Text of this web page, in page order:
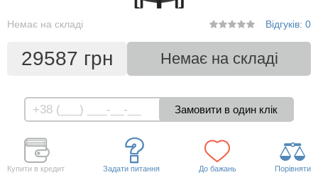
Немає на складі Відгуків: 0
29587 грн Немає на складі
Купити в кредит Задати питання До бажань Порівняти